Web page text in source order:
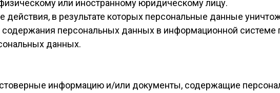
или иностранному юридическому лицу.
в результате которых персональные данные
персональных данных в информационной
данных.
информацию и/или документы, содержащие